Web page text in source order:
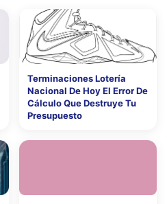
Terminaciones Lotería
Nacional De Hoy El Error De
Cálculo Que Destruye Tu
Presupuesto